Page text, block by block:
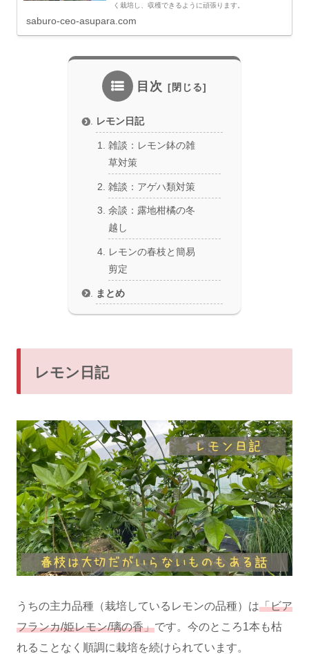
く栽培し、収穫できるように頑張ります。
saburo-ceo-asupara.com
目次
レモン日記
雑談：レモン鉢の雑
草対策
雑談：アゲハ類対策
余談：露地柑橘の冬
越し
レモンの春枝と簡易
剪定
まとめ
レモン日記
うちの主力品種（栽培しているレモンの品種）は「ビア
フランカ/姫レモン/璃の香」です。今のところ1本も枯
れることなく順調に栽培を続けられています。